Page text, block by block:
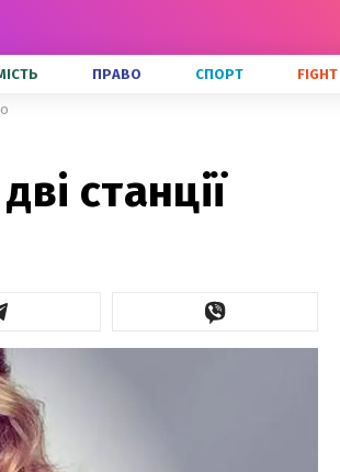
ПРАВО СПОРТ FIGHT
станції